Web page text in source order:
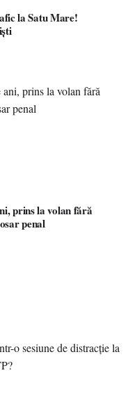
la Satu Mare!
prins la volan fără
penal